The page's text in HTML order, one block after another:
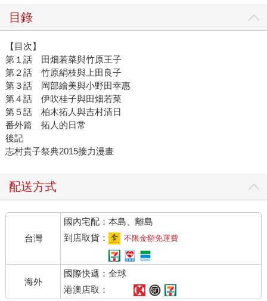
目錄
【目次】
第１話 田畑若菜與竹原王子
第２話 竹原絹枝與上田良子
第３話 岡部繪美與小野田幸惠
第４話 伊吹桂子與田畑若菜
第５話 柏木拓人與吉村清日
番外篇 拓人的日常
後記
志村貴子祭典2015接力漫畫
配送方式
台灣
國內宅配：本島、離島
到店取貨：
不限金額免運費
海外
國際快遞：全球
港澳店取：